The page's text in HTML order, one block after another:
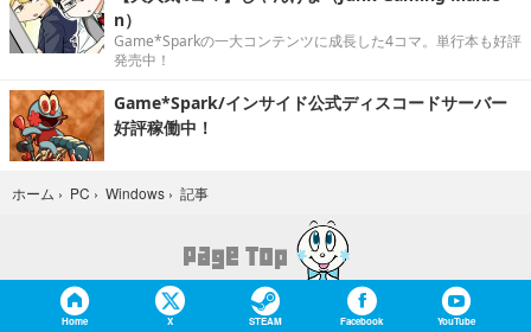
吉田輝和のゲームプレイ絵日記
もはやゲムスパの顔！どこかで見かけた吉田さんのゲーム絵日
記
【大人気4コマ】じゃんげま（Junk Gaming Maide
n）
› PC Windows › 記事